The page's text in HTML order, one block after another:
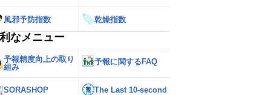
風邪予防指数 乾燥指数
なメニュー
予報精度向上の取り
組み
予報に関するFAQ
SORASHOP The Last 10-second